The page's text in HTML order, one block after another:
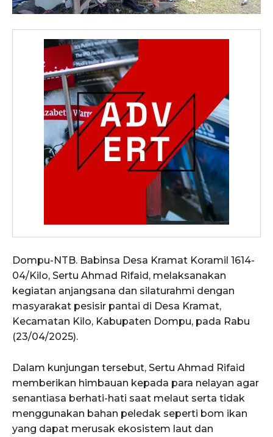
Dompu-NTB. Babinsa Desa Kramat Koramil 1614-
04/Kilo, Sertu Ahmad Rifaid, melaksanakan
kegiatan anjangsana dan silaturahmi dengan
masyarakat pesisir pantai di Desa Kramat,
Kecamatan Kilo, Kabupaten Dompu, pada Rabu
(23/04/2025).
Dalam kunjungan tersebut, Sertu Ahmad Rifaid
memberikan himbauan kepada para nelayan agar
senantiasa berhati-hati saat melaut serta tidak
menggunakan bahan peledak seperti bom ikan
yang dapat merusak ekosistem laut dan